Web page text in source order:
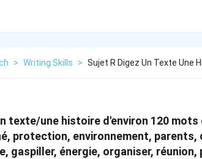
> Writing Skills > Sujet R Digez Un Texte Une
texte/une histoire d'environ 120
protection, environnement, parents,
gaspiller, énergie, organiser,